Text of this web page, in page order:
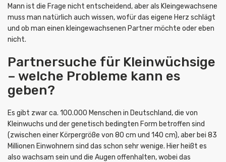
Mann ist die Frage nicht entscheidend, aber als Kleingewachsene
muss man natürlich auch wissen, wofür das eigene Herz schlägt
und ob man einen kleingewachsenen Partner möchte oder eben
nicht.
Partnersuche für Kleinwüchsige
– welche Probleme kann es
geben?
Es gibt zwar ca. 100.000 Menschen in Deutschland, die von
Kleinwuchs und der genetisch bedingten Form betroffen sind
(zwischen einer Körpergröße von 80 cm und 140 cm), aber bei 83
Millionen Einwohnern sind das schon sehr wenige. Hier heißt es
also wachsam sein und die Augen offenhalten, wobei das